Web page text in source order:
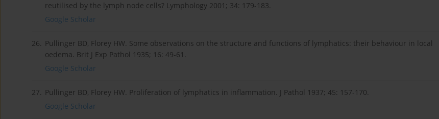
reutilised by the lymph node cells? Lymphology 2001; 34: 179-183.
Google Scholar
26. Pullinger BD, Florey HW. Some observations on the structure and functions of lymphatics: their behaviour in local
oedema. Brit J Exp Pathol 1935; 16: 49-61.
Google Scholar
27. Pullinger BD, Florey HW. Proliferation of lymphatics in inflammation. J Pathol 1937; 45: 157-170.
Google Scholar